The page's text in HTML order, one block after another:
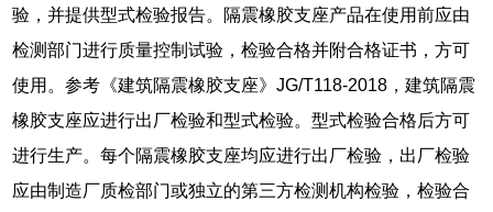
验，并提供型式检验报告。隔震橡胶支座产品在使用前应由
检测部门进行质量控制试验，检验合格并附合格证书，方可
使用。参考《建筑隔震橡胶支座》JG/T118-2018，建筑隔震
橡胶支座应进行出厂检验和型式检验。型式检验合格后方可
进行生产。每个隔震橡胶支座均应进行出厂检验，出厂检验
应由制造厂质检部门或独立的第三方检测机构检验，检验合